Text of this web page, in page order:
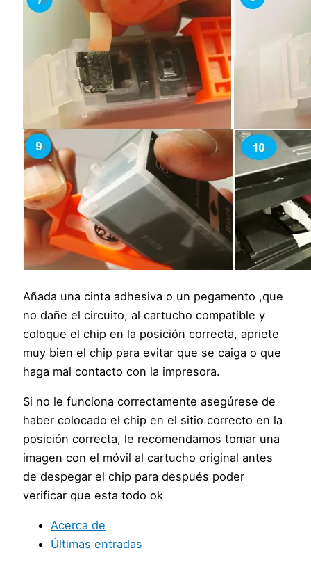
Añada una cinta adhesiva o un pegamento ,que
no dañe el circuito, al cartucho compatible y
coloque el chip en la posición correcta, apriete
muy bien el chip para evitar que se caiga o que
haga mal contacto con la impresora.
Si no le funciona correctamente asegúrese de
haber colocado el chip en el sitio correcto en la
posición correcta, le recomendamos tomar una
imagen con el móvil al cartucho original antes
de despegar el chip para después poder
verificar que esta todo ok
Acerca de
Últimas entradas